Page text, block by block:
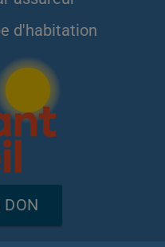
d'habitation
DON